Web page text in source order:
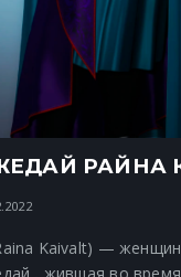
РАЙНА
23.02.2022
Kaivalt) —